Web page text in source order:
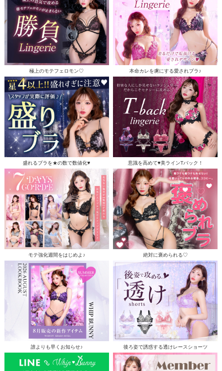
極上のモテフェロモン♡ 本命カレを虜にする愛されブラ♪
盛れるブラを★の数で数値化♥ 意識を高めて♥美ラインTバック！
モテ強化週間をはじめよ♪ 絶対に褒められる♡
誰よりも早くお知らせ♪ 後ろ姿で誘惑する透けレースショーツ